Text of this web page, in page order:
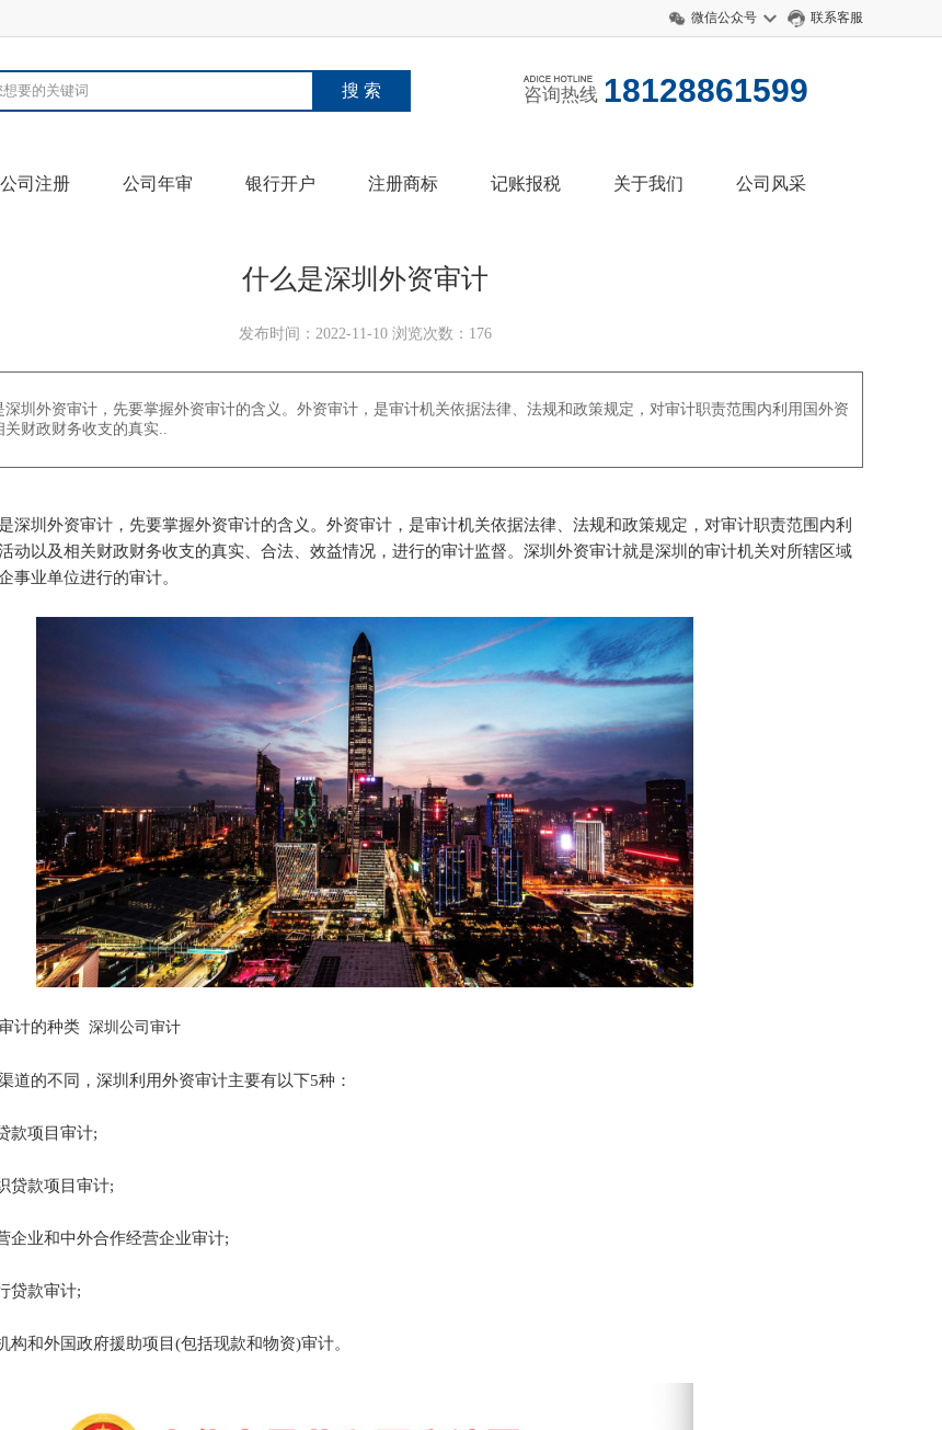
微信公众号 联系客服
咨询热线 18128861599
公司注册 公司年审 银行开户 注册商标 记账报税 关于我们 公司风采
什么是深圳外资审计
发布时间：2022-11-10 浏览次数：176
深圳外资审计，先要掌握外资审计的含义。外资审计，是审计机关依据法律、法规和政策规定，对审计职责范围内利用国外资
财政财务收支的真实..
圳外资审计，先要掌握外资审计的含义。外资审计，是审计机关依据法律、法规和政策规定，对审计职责范围内利
动以及相关财政财务收支的真实、合法、效益情况，进行的审计监督。深圳外资审计就是深圳的审计机关对所辖区域
事业单位进行的审计。
计的种类 深圳公司审计
的不同，深圳利用外资审计主要有以下5种：
项目审计;
款项目审计;
业和中外合作经营企业审计;
款审计;
和外国政府援助项目(包括现款和物资)审计。